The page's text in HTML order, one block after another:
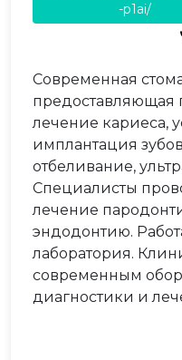
-p1ai/
Современная
предоставляющая
лечение кариеса,
имплантация
отбеливание,
Специалисты
лечение
эндодонтию.
лаборатория.
современным
диагностики и